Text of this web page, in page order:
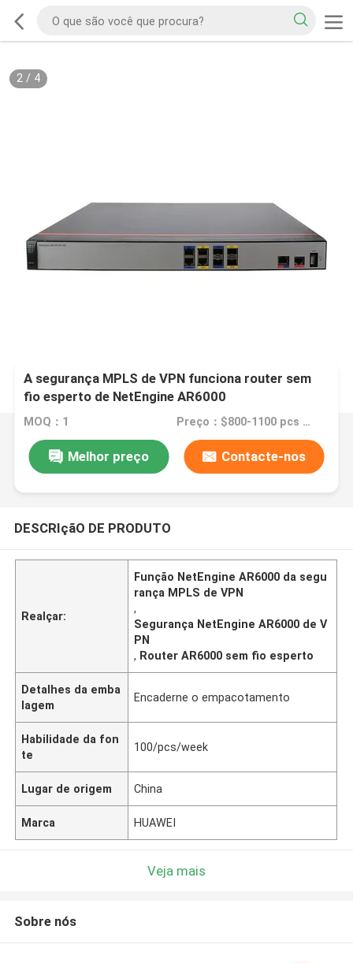
2/ 4
A segurança MPLS de VPN funciona router sem
fio esperto de NetEngine AR6000
MOQ：1 Preço：$800-1100 pcs Negotiable
Melhor preço Contacte-nos
DESCRIçãO DE PRODUTO
Realçar:
Função NetEngine AR6000 da segu
rança MPLS de VPN
,
Segurança NetEngine AR6000 de V
PN
, Router AR6000 sem fio esperto
Detalhes da emba
lagem
Encaderne o empacotamento
Habilidade da fon
te
100/pcs/week
Lugar de origem China
Marca HUAWEI
Veja mais
Sobre nós